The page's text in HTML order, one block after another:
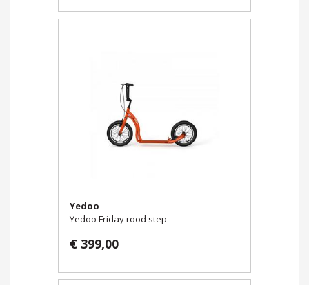
Yedoo
Yedoo Friday rood step
€ 399,00